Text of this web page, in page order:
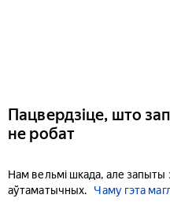
Пацвердзіце, што
не робат
Нам вельмі шкада, але
аўтаматычных.
Чаму гэта